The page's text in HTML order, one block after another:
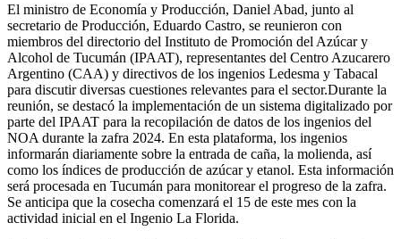
El ministro de Economía y Producción, Daniel Abad, junto al
secretario de Producción, Eduardo Castro, se reunieron con
miembros del directorio del Instituto de Promoción del Azúcar y
Alcohol de Tucumán (IPAAT), representantes del Centro Azucarero
Argentino (CAA) y directivos de los ingenios Ledesma y Tabacal
para discutir diversas cuestiones relevantes para el sector.Durante la
reunión, se destacó la implementación de un sistema digitalizado por
parte del IPAAT para la recopilación de datos de los ingenios del
NOA durante la zafra 2024. En esta plataforma, los ingenios
informarán diariamente sobre la entrada de caña, la molienda, así
como los índices de producción de azúcar y etanol. Esta información
será procesada en Tucumán para monitorear el progreso de la zafra.
Se anticipa que la cosecha comenzará el 15 de este mes con la
actividad inicial en el Ingenio La Florida.